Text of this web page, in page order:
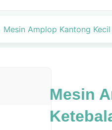
Mesin Amplop Kantong
Mesin